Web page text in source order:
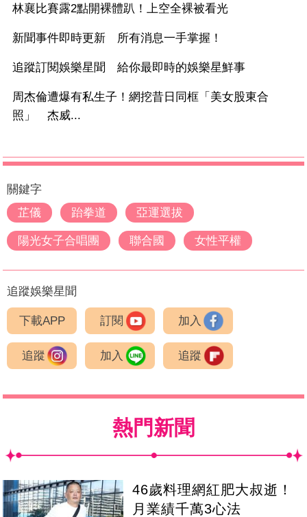
林襄比賽露2點開裸體趴！上空全裸被看光
新聞事件即時更新 所有消息一手掌握！
追蹤訂閱娛樂星聞 給你最即時的娛樂星鮮事
周杰倫遭爆有私生子！網挖昔日同框「美女股東合
照」 杰威...
關鍵字
芷儀
跆拳道 亞運選拔
陽光女子合唱團 聯合國 女性平權
追蹤娛樂星聞
下載APP 訂閱 加入
追蹤 加入 追蹤
熱門新聞
46歲料理網紅肥大叔逝！
月業績千萬3心法